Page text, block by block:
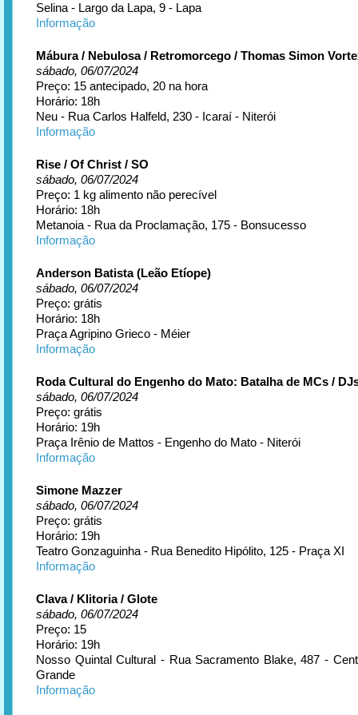
Selina - Largo da Lapa, 9 - Lapa
Informação
Mábura / Nebulosa / Retromorcego / Thomas Simon
sábado, 06/07/2024
Preço: 15 antecipado, 20 na hora
Horário: 18h
Neu - Rua Carlos Halfeld, 230 - Icaraí - Niterói
Informação
Rise / Of Christ / SO
sábado, 06/07/2024
Preço: 1 kg alimento não perecível
Horário: 18h
Metanoia - Rua da Proclamação, 175 - Bonsucesso
Informação
Anderson Batista (Leão Etíope)
sábado, 06/07/2024
Preço: grátis
Horário: 18h
Praça Agripino Grieco - Méier
Informação
Roda Cultural do Engenho do Mato: Batalha de MCs /
sábado, 06/07/2024
Preço: grátis
Horário: 19h
Praça Irênio de Mattos - Engenho do Mato - Niterói
Informação
Simone Mazzer
sábado, 06/07/2024
Preço: grátis
Horário: 19h
Teatro Gonzaguinha - Rua Benedito Hipólito, 125 - Praça XI
Informação
Clava / Klitoria / Glote
sábado, 06/07/2024
Preço: 15
Horário: 19h
Nosso Quintal Cultural - Rua Sacramento Blake, 487 -
Grande
Informação